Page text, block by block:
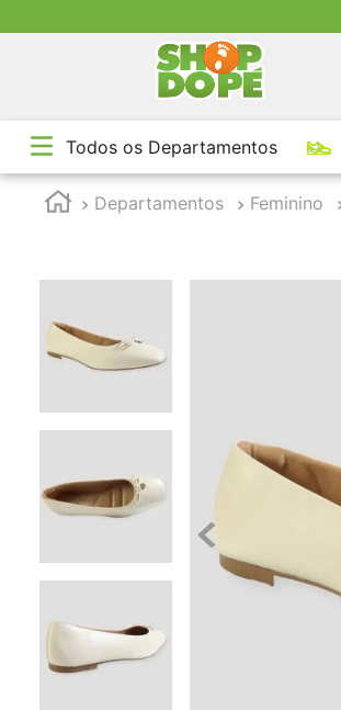
Todos os Departamentos
Departamentos Feminino